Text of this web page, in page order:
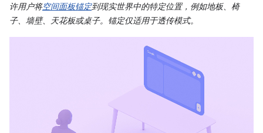
许用户将空间面板锚定到现实世界中的特定位置，例如地板、椅
子、墙壁、天花板或桌子。锚定仅适用于透传模式。